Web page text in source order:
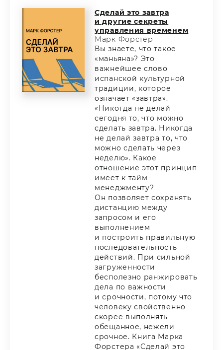
Сделай это завтра
и другие секреты
управления временем
Марк Форстер
Вы знаете, что такое
«маньяна»? Это
важнейшее слово
испанской культурной
традиции, которое
означает «завтра».
«Никогда не делай
сегодня то, что можно
сделать завтра. Никогда
не делай завтра то, что
можно сделать через
неделю». Какое
отношение этот принцип
имеет к тайм-
менеджменту?
Он позволяет сохранять
дистанцию между
запросом и его
выполнением
и построить правильную
последовательность
действий. При сильной
загруженности
бесполезно ранжировать
дела по важности
и срочности, потому что
человеку свойственно
скорее выполнять
обещанное, нежели
срочное. Книга Марка
Форстера «Сделай это